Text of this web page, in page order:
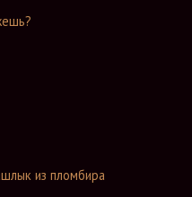
из пломбира